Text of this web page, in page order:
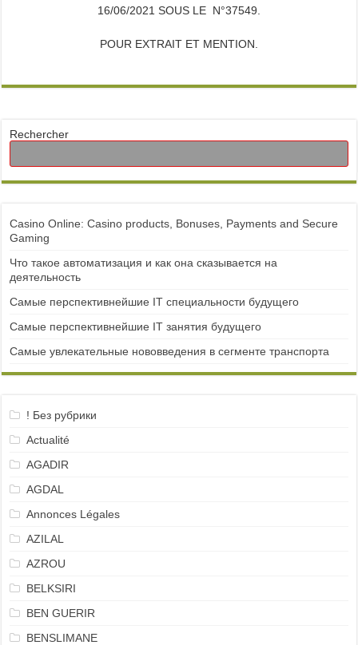
16/06/2021 SOUS LE N°37549.
POUR EXTRAIT ET MENTION.
Rechercher
Casino Online: Casino products, Bonuses, Payments and Secure
Gaming
Что такое автоматизация и как она сказывается на
деятельность
Самые перспективнейшие IT специальности будущего
Самые перспективнейшие IT занятия будущего
Самые увлекательные нововведения в сегменте транспорта
! Без рубрики
Actualité
AGADIR
AGDAL
Annonces Légales
AZILAL
AZROU
BELKSIRI
BEN GUERIR
BENSLIMANE